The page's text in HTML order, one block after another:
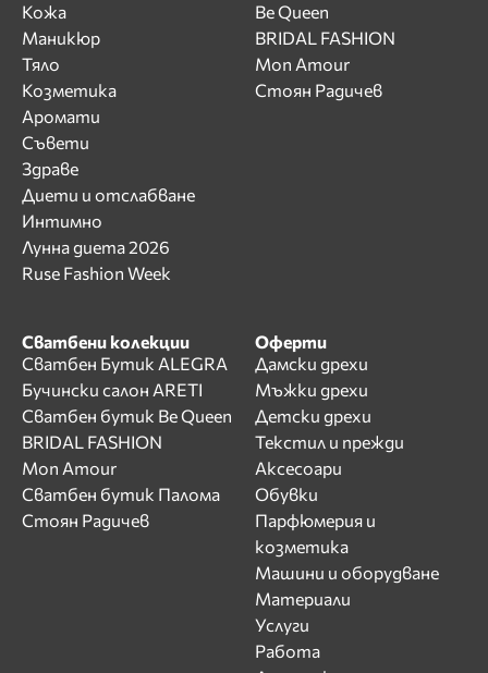
Кожа
Маникюр
Тяло
Козметика
Аромати
Съвети
Здраве
Диети и отслабване
Интимно
Лунна диета 2026
Ruse Fashion Week
Be Queen
BRIDAL FASHION
Mon Amour
Стоян Радичев
Сватбени колекции
Сватбен Бутик ALEGRA
Бучински салон ARETI
Сватбен бутик Be Queen
BRIDAL FASHION
Mon Amour
Сватбен бутик Палома
Стоян Радичев
Оферти
Дамски дрехи
Мъжки дрехи
Детски дрехи
Текстил и прежди
Аксесоари
Обувки
Парфюмерия и
козметика
Машини и оборудване
Материали
Услуги
Работа